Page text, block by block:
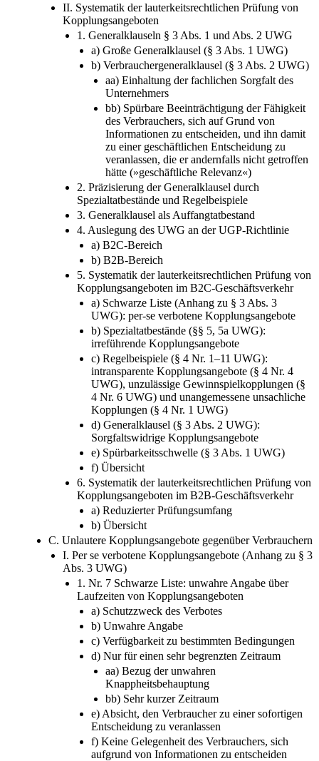
II. Systematik der lauterkeitsrechtlichen Prüfung von
Kopplungsangeboten
1. Generalklauseln § 3 Abs. 1 und Abs. 2 UWG
a) Große Generalklausel (§ 3 Abs. 1 UWG)
b) Verbrauchergeneralklausel (§ 3 Abs. 2 UWG)
aa) Einhaltung der fachlichen Sorgfalt des
Unternehmers
bb) Spürbare Beeinträchtigung der Fähigkeit
des Verbrauchers, sich auf Grund von
Informationen zu entscheiden, und ihn damit
zu einer geschäftlichen Entscheidung zu
veranlassen, die er andernfalls nicht getroffen
hätte (»geschäftliche Relevanz«)
2. Präzisierung der Generalklausel durch
Spezialtatbestände und Regelbeispiele
3. Generalklausel als Auffangtatbestand
4. Auslegung des UWG an der UGP-Richtlinie
a) B2C-Bereich
b) B2B-Bereich
5. Systematik der lauterkeitsrechtlichen Prüfung von
Kopplungsangeboten im B2C-Geschäftsverkehr
a) Schwarze Liste (Anhang zu § 3 Abs. 3
UWG): per-se verbotene Kopplungsangebote
b) Spezialtatbestände (§§ 5, 5a UWG):
irreführende Kopplungsangebote
c) Regelbeispiele (§ 4 Nr. 1–11 UWG):
intransparente Kopplungsangebote (§ 4 Nr. 4
UWG), unzulässige Gewinnspielkopplungen (§
4 Nr. 6 UWG) und unangemessene unsachliche
Kopplungen (§ 4 Nr. 1 UWG)
d) Generalklausel (§ 3 Abs. 2 UWG):
Sorgfaltswidrige Kopplungsangebote
e) Spürbarkeitsschwelle (§ 3 Abs. 1 UWG)
f) Übersicht
6. Systematik der lauterkeitsrechtlichen Prüfung von
Kopplungsangeboten im B2B-Geschäftsverkehr
a) Reduzierter Prüfungsumfang
b) Übersicht
C. Unlautere Kopplungsangebote gegenüber Verbrauchern
I. Per se verbotene Kopplungsangebote (Anhang zu § 3
Abs. 3 UWG)
1. Nr. 7 Schwarze Liste: unwahre Angabe über
Laufzeiten von Kopplungsangeboten
a) Schutzzweck des Verbotes
b) Unwahre Angabe
c) Verfügbarkeit zu bestimmten Bedingungen
d) Nur für einen sehr begrenzten Zeitraum
aa) Bezug der unwahren
Knappheitsbehauptung
bb) Sehr kurzer Zeitraum
e) Absicht, den Verbraucher zu einer sofortigen
Entscheidung zu veranlassen
f) Keine Gelegenheit des Verbrauchers, sich
aufgrund von Informationen zu entscheiden